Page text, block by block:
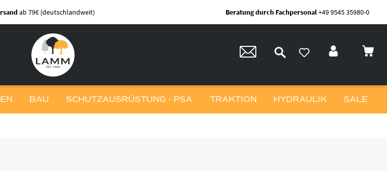
ab 79€ (deutschlandweit) Beratung durch Fachpersonal+49 9545 35980-0
BAU SCHUTZAUSRÜSTUNG - PSA TRAKTION HYDRAULIK SALE